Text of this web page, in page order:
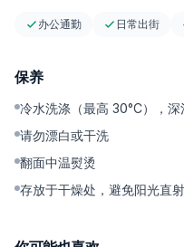
---------
baggy/loose 的松弛氛围，
识度，弹力棉质手感也能让
tee、knit polo，还是 relaxed
办公通勤 日常出街
保养
冷水洗涤（最高 30°C），深
请勿漂白或干洗
翻面中温熨烫
存放于干燥处，避免阳光直射